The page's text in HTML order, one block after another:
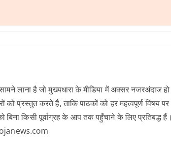
लाना है जो मुख्यधारा के मीडिया में अक्सर नजरअंदाज हो
को प्रस्तुत करते हैं, ताकि पाठकों को हर महत्वपूर्ण विषय पर
किसी पूर्वाग्रह के आप तक पहुँचाने के लिए प्रतिबद्ध हैं।